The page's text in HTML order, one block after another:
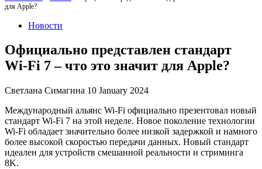
для Apple?
Новости
Официально представлен стандарт
Wi-Fi 7 – что это значит для Apple?
Светлана Симагина 10 January 2024
Международный альянс Wi-Fi официально презентовал новый
стандарт Wi-Fi 7 на этой неделе. Новое поколение технологии
Wi-Fi обладает значительно более низкой задержкой и намного
более высокой скоростью передачи данных. Новый стандарт
идеален для устройств смешанной реальности и стриминга
8K.